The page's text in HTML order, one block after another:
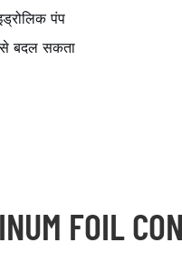
पंप
से बदल सकता
FOIL